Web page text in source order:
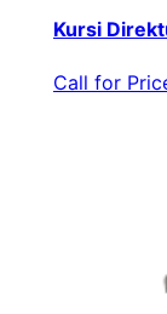
Kursi
Call for